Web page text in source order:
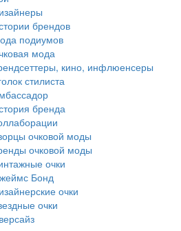
брендов
подиумов
мода
кино, инфлюенсеры
стилиста
бренда
очковой моды
очковой моды
очки
Бонд
очки
очки